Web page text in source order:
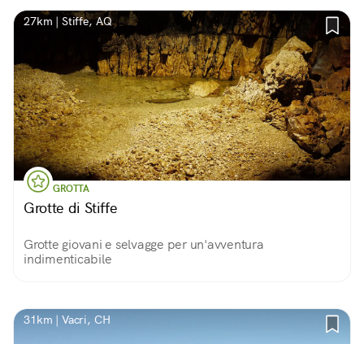
27km | Stiffe, AQ
GROTTA
Grotte di Stiffe
Grotte giovani e selvagge per un'avventura
indimenticabile
31km | Vacri, CH